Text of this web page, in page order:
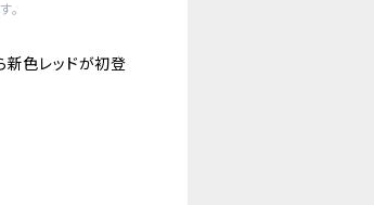
。
色レッドが初登